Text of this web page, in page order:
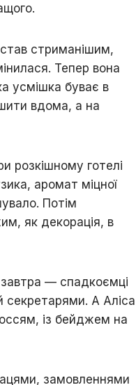
стриманішим,
Тепер вона
усмішка буває в
вдома, а на
розкішному готелі
аромат міцної
Потім
як декорація, в
завтра — спадкоємці
секретарями. А Аліса
із бейджем на
замовленнями